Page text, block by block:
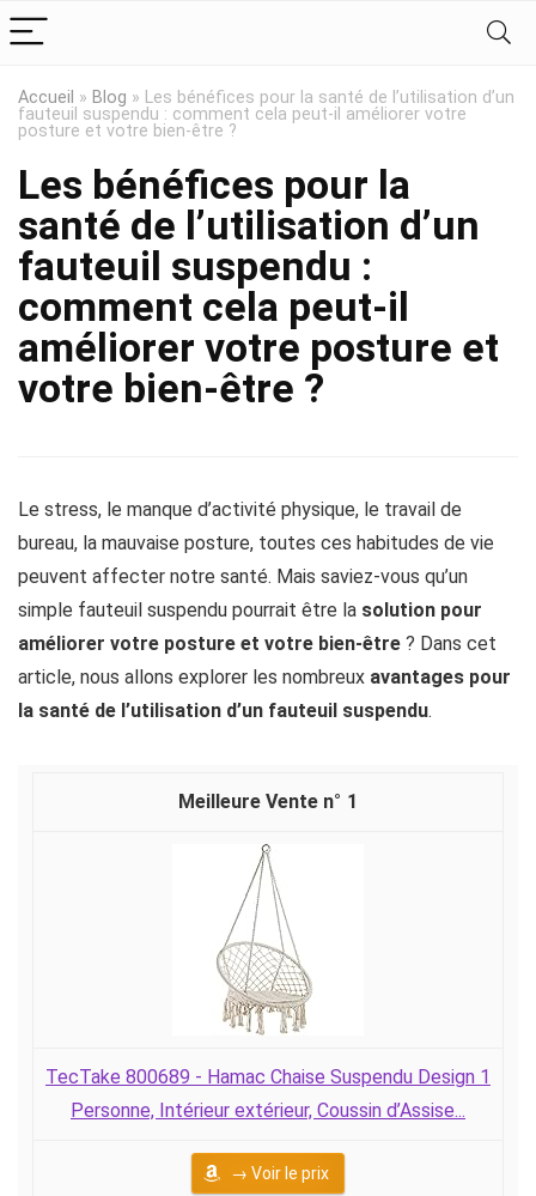
Accueil » Blog » Les bénéfices pour la santé de l’utilisation d’un
fauteuil suspendu : comment cela peut-il améliorer votre
posture et votre bien-être ?
Les bénéfices pour la
santé de l’utilisation d’un
fauteuil suspendu :
comment cela peut-il
améliorer votre posture et
votre bien-être ?
Le stress, le manque d’activité physique, le travail de
bureau, la mauvaise posture, toutes ces habitudes de vie
peuvent affecter notre santé. Mais saviez-vous qu’un
simple fauteuil suspendu pourrait être la solution pour
améliorer votre posture et votre bien-être ? Dans cet
article, nous allons explorer les nombreux avantages pour
la santé de l’utilisation d’un fauteuil suspendu.
1
TecTake 800689 - Hamac Chaise Suspendu Design 1
Personne, Intérieur extérieur, Coussin d’Assise...
→ Voir le prix